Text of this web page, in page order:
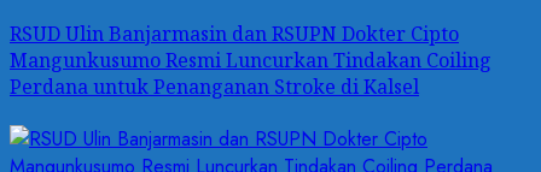
RSUD Ulin Banjarmasin dan RSUPN Dokter Cipto
Mangunkusumo Resmi Luncurkan Tindakan Coiling
Perdana untuk Penanganan Stroke di Kalsel